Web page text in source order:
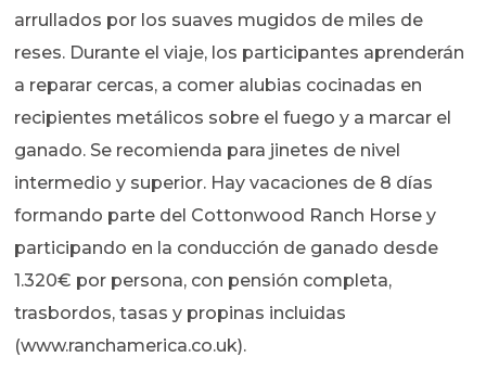
arrullados por los suaves mugidos de miles de
reses. Durante el viaje, los participantes aprenderán
a reparar cercas, a comer alubias cocinadas en
recipientes metálicos sobre el fuego y a marcar el
ganado. Se recomienda para jinetes de nivel
intermedio y superior. Hay vacaciones de 8 días
formando parte del Cottonwood Ranch Horse y
participando en la conducción de ganado desde
1.320€ por persona, con pensión completa,
trasbordos, tasas y propinas incluidas
(www.ranchamerica.co.uk).